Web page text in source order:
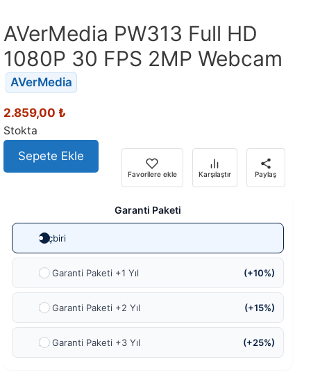
AVerMedia PW313 Full HD
1080P 30 FPS 2MP Webcam
AVerMedia
2.859,00 ₺
Stokta
Sepete Ekle
Favorilere ekle Karşılaştır Paylaş
Garanti Paketi
Hiçbiri
Ek Garanti Paketi +1 Yıl (+10%)
Ek Garanti Paketi +2 Yıl (+15%)
Ek Garanti Paketi +3 Yıl (+25%)